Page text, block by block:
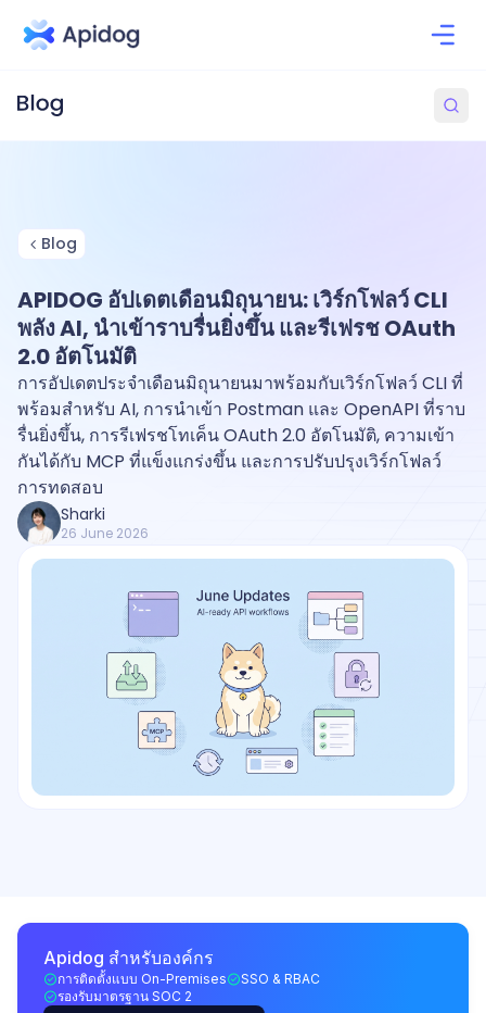
Blog
APIDOG อัปเดตเดือนมิถุนายน: เวิร์กโฟลว์ CLI
พลัง AI, นำเข้าราบรื่นยิ่งขึ้น และรีเฟรช OAuth
2.0 อัตโนมัติ
การอัปเดตประจำเดือนมิถุนายนมาพร้อมกับเวิร์กโฟลว์ CLI ที่
พร้อมสำหรับ AI, การนำเข้า Postman และ OpenAPI ที่ราบ
รื่นยิ่งขึ้น, การรีเฟรชโทเค็น OAuth 2.0 อัตโนมัติ, ความเข้า
กันได้กับ MCP ที่แข็งแกร่งขึ้น และการปรับปรุงเวิร์กโฟลว์
การทดสอบ
Sharki
26 June 2026
Apidog สำหรับองค์กร
การติดตั้งแบบ On-Premises
SSO & RBAC
รองรับมาตรฐาน SOC 2